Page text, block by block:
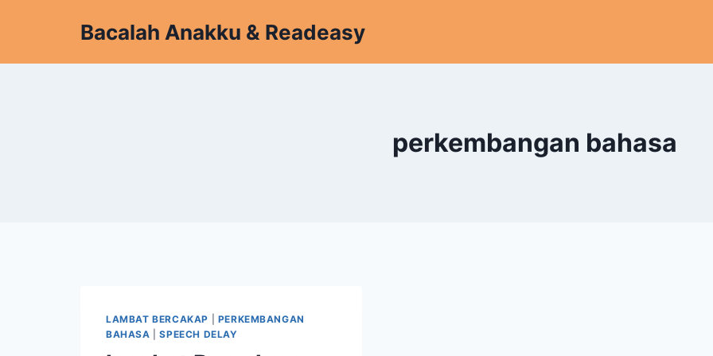
Bacalah Anakku & Readeasy
perkembangan bahasa
LAMBAT BERCAKAP
PERKEMBANGAN
BAHASA |SPEECH DELAY